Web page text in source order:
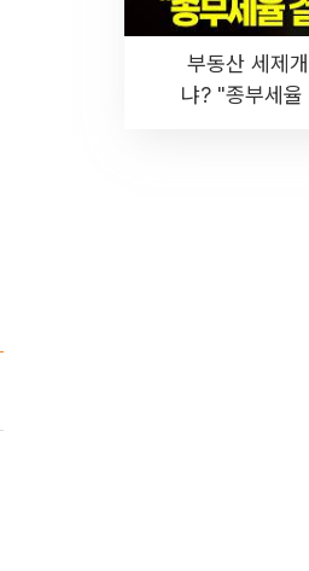
부동산 세제
냐? "종부세율